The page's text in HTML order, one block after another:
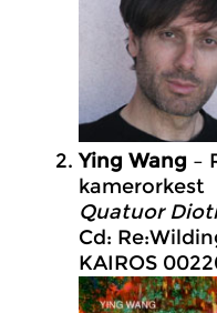
Ying Wang –
kamerorkest
Quatuor
Cd:
KAIROS